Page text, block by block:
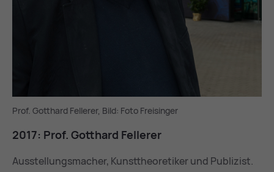
Prof. Gotthard Fellerer, Bild: Foto Freisinger
2017: Prof. Gott­hard Fel­le­rer
Ausstellungsmacher, Kunsttheoretiker und Publizist.